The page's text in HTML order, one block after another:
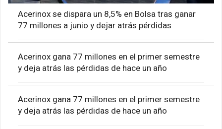
Acerinox se dispara un 8,5% en Bolsa tras ganar
77 millones a junio y dejar atrás pérdidas
Acerinox gana 77 millones en el primer semestre
y deja atrás las pérdidas de hace un año
Acerinox gana 77 millones en el primer semestre
y deja atrás las pérdidas de hace un año